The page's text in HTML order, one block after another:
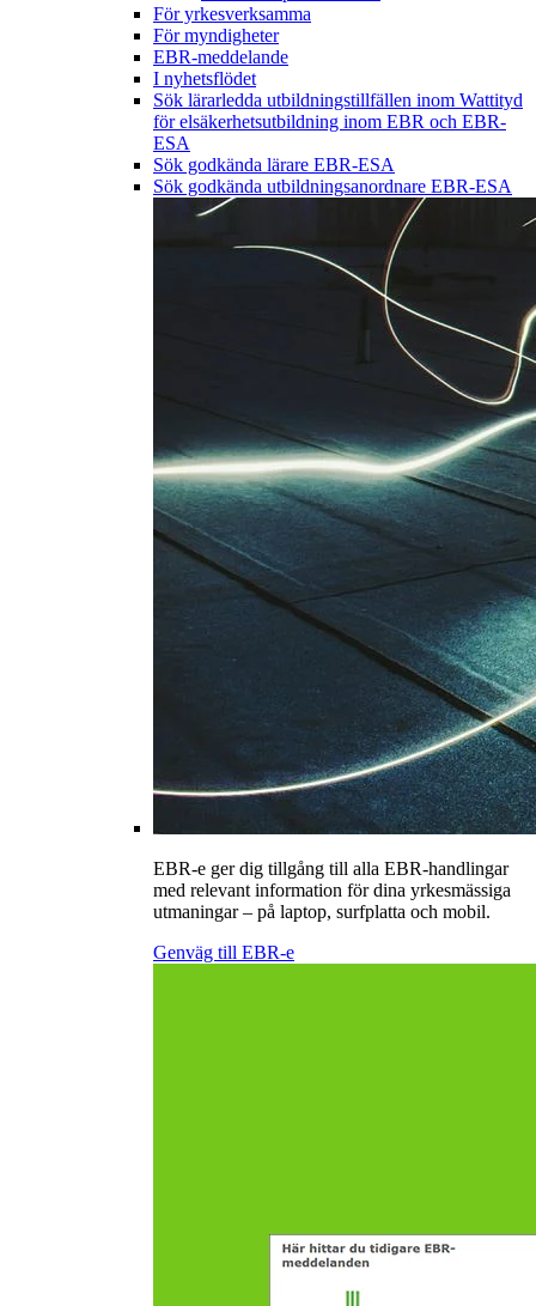
För yrkesverksamma
För myndigheter
EBR-meddelande
I nyhetsflödet
Sök lärarledda utbildningstillfällen inom Wattityd
för elsäkerhetsutbildning inom EBR och EBR-
ESA
Sök godkända lärare EBR-ESA
Sök godkända utbildningsanordnare EBR-ESA
EBR-e ger dig tillgång till alla EBR-handlingar
med relevant information för dina yrkesmässiga
utmaningar – på laptop, surfplatta och mobil.
Genväg till EBR-e